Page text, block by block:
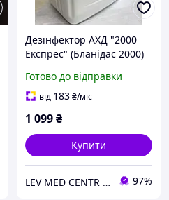
Дезінфектор АХД "2000
Експрес" (Бланідас 2000)
Готово до відправки
від 183₴/міс
1 099₴
Купити
LEV MED CENTR Офіційний представник продукції "Клін Стрім" у Західному регіоні 97%